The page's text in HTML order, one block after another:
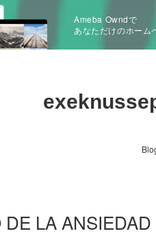
Ameba Owndで
あなただけのホーム
LA